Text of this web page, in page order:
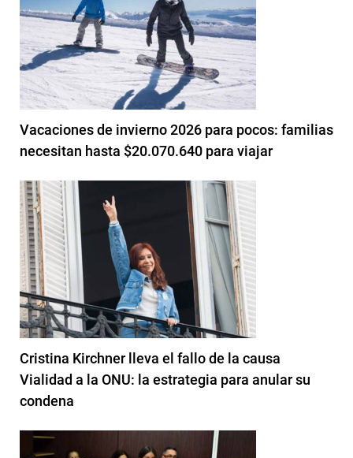
Vacaciones de invierno 2026 para pocos: familias
necesitan hasta $20.070.640 para viajar
Cristina Kirchner lleva el fallo de la causa
Vialidad a la ONU: la estrategia para anular su
condena